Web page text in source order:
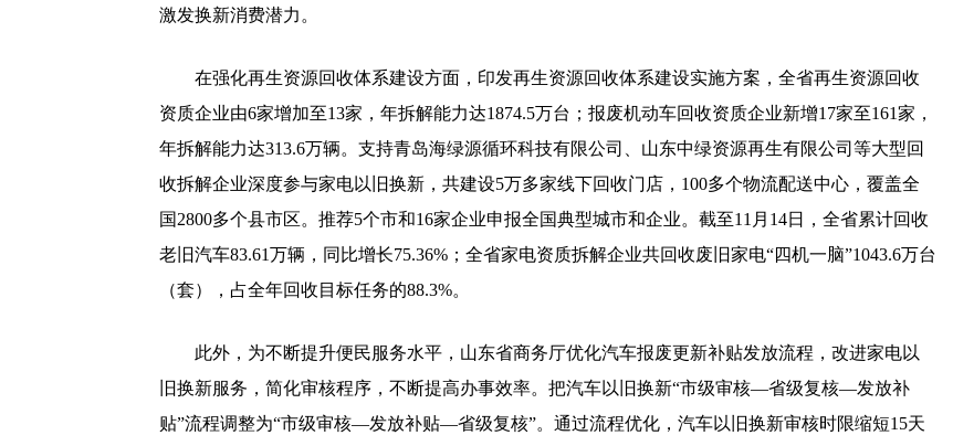
激发换新消费潜力。
在强化再生资源回收体系建设方面，印发再生资源回收体系建设实施方案，全省再生资源回收
资质企业由6家增加至13家，年拆解能力达1874.5万台；报废机动车回收资质企业新增17家至161家，
年拆解能力达313.6万辆。支持青岛海绿源循环科技有限公司、山东中绿资源再生有限公司等大型回
收拆解企业深度参与家电以旧换新，共建设5万多家线下回收门店，100多个物流配送中心，覆盖全
国2800多个县市区。推荐5个市和16家企业申报全国典型城市和企业。截至11月14日，全省累计回收
老旧汽车83.61万辆，同比增长75.36%；全省家电资质拆解企业共回收废旧家电“四机一脑”1043.6万台
（套），占全年回收目标任务的88.3%。
此外，为不断提升便民服务水平，山东省商务厅优化汽车报废更新补贴发放流程，改进家电以
旧换新服务，简化审核程序，不断提高办事效率。把汽车以旧换新“市级审核—省级复核—发放补
贴”流程调整为“市级审核—发放补贴—省级复核”。通过流程优化，汽车以旧换新审核时限缩短15天